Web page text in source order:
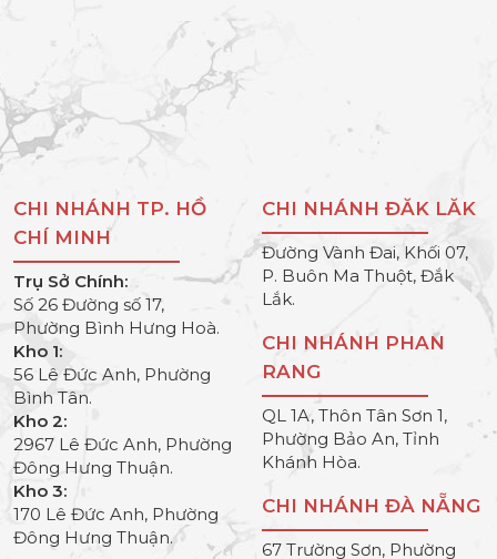
CHI NHÁNH TP. HỒ
CHÍ MINH
Trụ Sở Chính:
Số 26 Đường số 17,
Phường Bình Hưng Hoà.
Kho 1:
56 Lê Đức Anh, Phường
Bình Tân.
Kho 2:
2967 Lê Đức Anh, Phường
Đông Hưng Thuận.
Kho 3:
170 Lê Đức Anh, Phường
Đông Hưng Thuận.
CHI NHÁNH ĐĂK LĂK
Đường Vành Đai, Khối 07,
P. Buôn Ma Thuột, Đắk
Lắk.
CHI NHÁNH PHAN
RANG
QL 1A, Thôn Tân Sơn 1,
Phường Bảo An, Tỉnh
Khánh Hòa.
CHI NHÁNH ĐÀ NẴNG
67 Trường Sơn, Phường